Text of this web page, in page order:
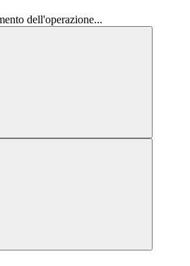
dell'operazione...